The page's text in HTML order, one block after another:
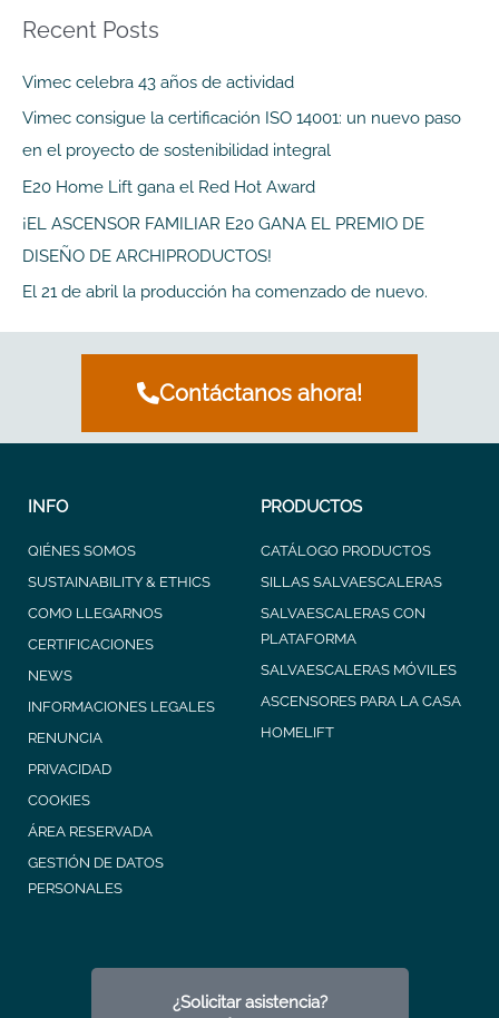
c
a
:
Recent Posts
Vimec celebra 43 años de actividad
Vimec consigue la certificación ISO 14001: un nuevo paso
en el proyecto de sostenibilidad integral
E20 Home Lift gana el Red Hot Award
¡EL ASCENSOR FAMILIAR E20 GANA EL PREMIO DE
DISEÑO DE ARCHIPRODUCTOS!
El 21 de abril la producción ha comenzado de nuevo.
Contáctanos ahora!
INFO
QIÉNES SOMOS
SUSTAINABILITY & ETHICS
COMO LLEGARNOS
CERTIFICACIONES
NEWS
INFORMACIONES LEGALES
RENUNCIA
PRIVACIDAD
COOKIES
ÁREA RESERVADA
GESTIÓN DE DATOS
PERSONALES
PRODUCTOS
CATÁLOGO PRODUCTOS
SILLAS SALVAESCALERAS
SALVAESCALERAS CON
PLATAFORMA
SALVAESCALERAS MÓVILES
ASCENSORES PARA LA CASA
HOMELIFT
¿Solicitar asistencia?